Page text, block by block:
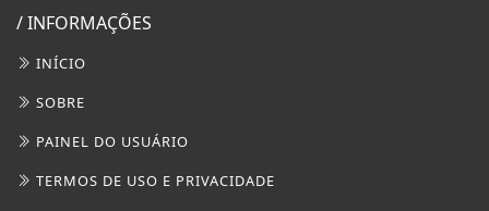
/ INFORMAÇÕES
INÍCIO
SOBRE
PAINEL DO USUÁRIO
TERMOS DE USO E PRIVACIDADE